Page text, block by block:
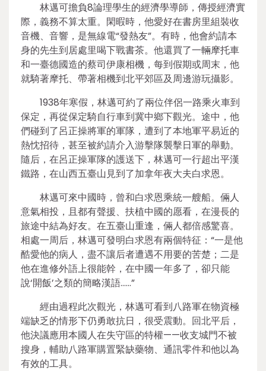
林邁可擔負8論理學生的經濟學導師，傳授經濟實
際，義務不算太重。閑暇時，他愛好在書房里組裝收
音機、音響，是無線電“發熱友”。有時，他會約請本
身的先生到居處里喝下戰書茶。他還買了一輛摩托車
和一臺德國造的蔡司伊康相機，每到假期或周末，他
就騎著摩托、帶著相機到北平郊區及周邊游玩攝影。
1938年寒假，林邁可約了兩位伴侶一路乘火車到
保定，再從保定騎自行車到冀中鄉下觀光。途中，他
們碰到了呂正操將軍的軍隊，遭到了本地軍平易近的
熱忱招待，甚至被約請介入游擊隊襲擊日軍的舉動。
隨后，在呂正操軍隊的護送下，林邁可一行超出平漢
鐵路，在山西五臺山見到了加拿年夜大夫白求恩。
林邁可來中國時，曾和白求恩乘統一艘船。倆人
意氣相投，且都有聲援、扶植中國的愿看，在漫長的
旅途中結為好友。在五臺山重逢，倆人都倍感驚喜。
相處一周后，林邁可發明白求恩有兩個特征：“一是他
酷愛他的病人，盡不讓后者遭遇不用要的苦楚；二是
他在進修外語上很能幹，在中國一年多了，卻只能
說‘開飯’之類的簡略漢語……”
經由過程此次觀光，林邁可看到八路軍在物資極
端缺乏的情形下仍勇敢抗日，很受震動。回北平后，
他決議應用本國人在失守區的特權——收支城門不被
搜身，輔助八路軍購置緊缺藥物、通訊零件和他以為
有效的工具。